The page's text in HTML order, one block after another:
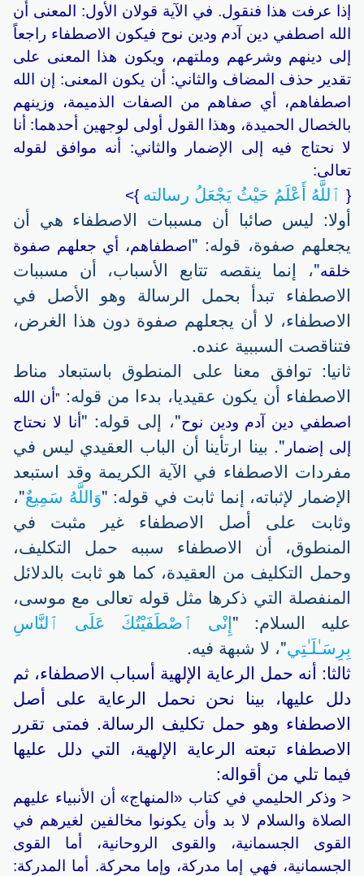
إذا عرفت هذا فنقول. في الآية قولان الأول: المعنى أن
الله اصطفي دين آدم ودين نوح فيكون الاصطفاء راجعاً
إلى دينهم وشرعهم وملتهم، ويكون هذا المعنى على
تقدير حذف المضاف والثاني: أن يكون المعنى: إن الله
اصطفاهم، أي صفاهم من الصفات الذميمة، وزينهم
بالخصال الحميدة، وهذا القول أولى لوجهين أحدهما: أنا
لا نحتاج فيه إلى الإضمار والثاني: أنه موافق لقوله
تعالى:
{ ٱللَّهُ أَعْلَمُ حَيْثُ يَجْعَلُ رسالته }>
أولا: ليس صائبا أن مسببات الاصطفاء هي أن
يجعلهم صفوة، قوله: " اصطفاهم، أي جعلهم صفوة
خلقه"، إنما ينقصه تتابع الأسباب، أن مسببات
الاصطفاء تبدأ بحمل الرسالة وهو الأصل في
الاصطفاء، لا أن يجعلهم صفوة دون هذا الغرض،
فتناقصت السببية عنده.
ثانيا: توافق معنا على المنطوق باستبعاد مناط
الاصطفاء أن يكون عقيديا، بدءا من قوله: " أن الله
اصطفي دين آدم ودين نوح"، إلى قوله: " أنا لا نحتاج
إلى إضمار ". بينا ارتأينا أن الباب العقيدي ليس في
مفردات الاصطفاء في الآية الكريمة وقد استبعد
الإضمار لإثباته، إنما ثابت في قوله: "وَاللَّهُ سَمِيعٌ"،
وثابت على أصل الاصطفاء غير مثبت في
المنطوق، أن الاصطفاء سببه حمل التكليف،
وحمل التكليف من العقيدة، كما هو ثابت بالدلائل
المنفصلة التي ذكرها مثل قوله تعالى مع موسى،
عليه السلام: "إِنْى ٱصْطَفَيْتُكَ عَلَى ٱلنَّاسِ
بِرِسَـٰلَـٰتِي"، لا شبهة فيه.
ثالثا: أنه حمل الرعاية الإلهية أسباب الاصطفاء، ثم
دلل عليها، بينا نحن نحمل الرعاية على أصل
الاصطفاء وهو حمل تكليف الرسالة. فمتى تقرر
الاصطفاء تبعته الرعاية الإلهية، التي دلل عليها
فيما تلي من أقواله:
< وذكر الحليمي في كتاب «المنهاج» أن الأنبياء عليهم
الصلاة والسلام لا بد وأن يكونوا مخالفين لغيرهم في
القوى الجسمانية، والقوى الروحانية، أما القوى
الجسمانية، فهي إما مدركة، وإما محركة. أما المدركة: